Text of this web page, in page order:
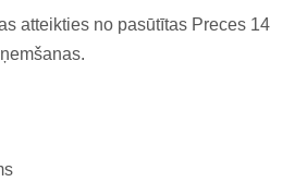
atteikties no pasūtītas Preces 14